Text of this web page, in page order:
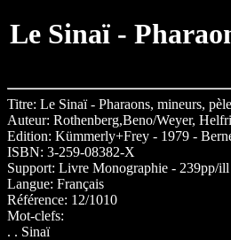
Le Sinaï -
Titre: Le Sinaï - Pharaons, mineurs,
Auteur: Rothenberg,Beno/Weyer,
Edition: Kümmerly+Frey - 1979 -
ISBN: 3-259-08382-X
Support: Livre Monographie - 239pp/
Langue: Français
Référence: 12/1010
Mot-clefs:
. . Sinaï